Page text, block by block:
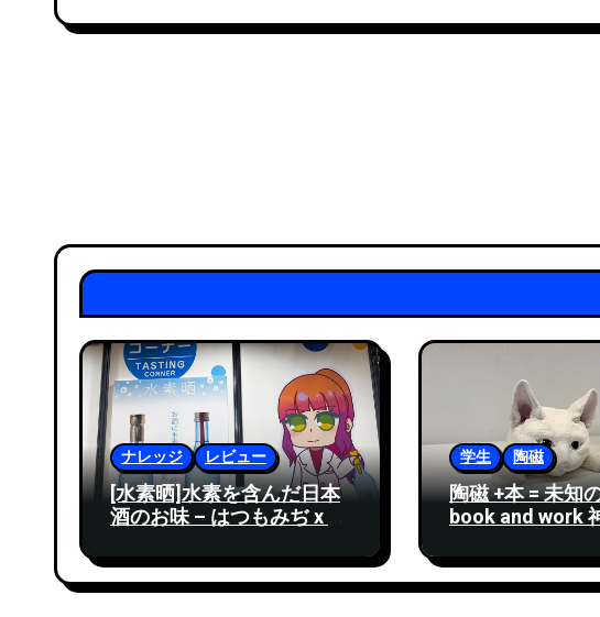
ナレッジ レビュー
[水素晒]水素を含んだ日本
酒のお味 – はつもみぢ x ト
学生 陶磁
陶磁 +本 = 未知
book and work
2025」